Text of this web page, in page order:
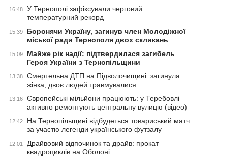
16:48
У Тернополі зафіксували черговий
температурний рекорд
15:39
Боронячи Україну, загинув член Молодіжної
міської ради Тернополя двох скликань
15:09
Майже рік надії: підтвердилася загибель
Героя України з Тернопільщини
13:38
Смертельна ДТП на Підволочищині: загинула
жінка, двоє людей травмувалися
13:16
Європейські мільйони працюють: у Теребовлі
активно ремонтують центральну вулицю (відео)
12:42
На Тернопільщині відбудеться товариський матч
за участю легенди українського футзалу
12:01
Драйвовий відпочинок та драйв: прокат
квадроциклів на Оболоні